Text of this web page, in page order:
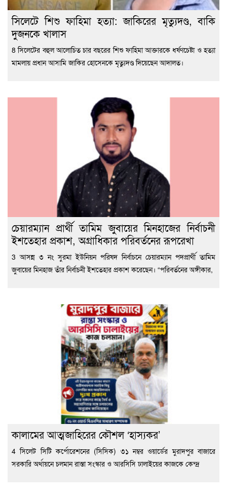
সিলেটে শিশু ফাহিমা হত্যা: জাকিরের মৃত্যুদণ্ড, বাকি
দুজনকে খালাস
8 সিলেটের বহুল আলোচিত চার বছরের শিশু ফাহিমা আক্তারকে ধর্ষণচেষ্টা ও হত্যা
মামলায় প্রধান আসামি জাকির হোসেনকে মৃত্যুদণ্ড দিয়েছেন আদালত।
চেয়ারম্যান প্রার্থী তামিম জুবায়ের মিনহাজের নির্বাচনী
ইশতেহার প্রকাশ, অগ্রাধিকার পরিবর্তনের রূপরেখা
3 আসন্ন ৩ নং সুরমা ইউনিয়ন পরিষদ নির্বাচনে চেয়ারম্যান পদপ্রার্থী তামিম
জুবায়ের মিনহাজ তাঁর নির্বাচনী ইশতেহার প্রকাশ করেছেন। “পরিবর্তনের অঙ্গীকার,
কালামের আত্মজাহিরের কৌশল ‘হাস্যকর’
4 সিলেট সিটি কর্পোরেশনের (সিসিক) ৩১ নম্বর ওয়ার্ডের মুরাদপুর বাজারে
সরকারি অর্থায়নে চলমান রাস্তা সংস্কার ও আরসিসি ঢালাইয়ের কাজকে কেন্দ্র